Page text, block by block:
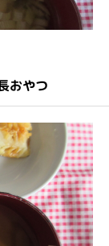
おやつ